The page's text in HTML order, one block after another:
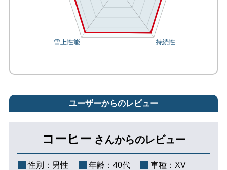
ユーザーからのレビュー
コーヒー さんからのレビュー
性別： 男性 年齢： 40代 車種： XV